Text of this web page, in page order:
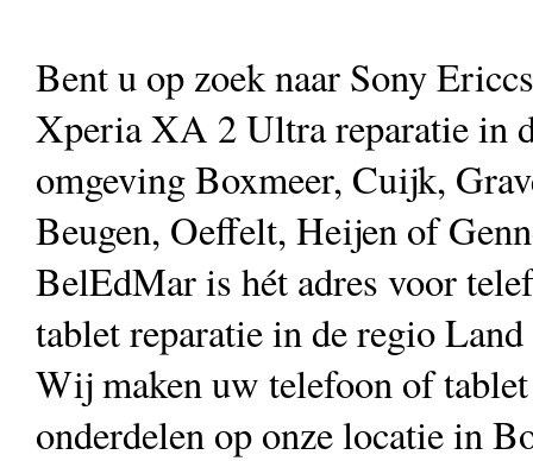
Bent u op zoek naar Sony
Xperia XA 2 Ultra reparatie in
omgeving Boxmeer, Cuijk,
Beugen, Oeffelt, Heijen of
BelEdMar is hét adres voor
tablet reparatie in de regio
Wij maken uw telefoon of
onderdelen op onze locatie in